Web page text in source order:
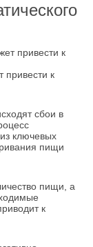
привести к
сбои в
ключевых
пищи
пищи, а
к